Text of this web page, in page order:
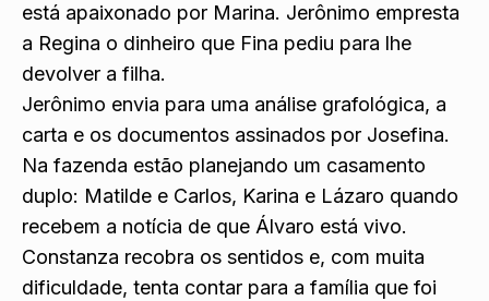
está apaixonado por Marina. Jerônimo empresta
a Regina o dinheiro que Fina pediu para lhe
devolver a filha.
Jerônimo envia para uma análise grafológica, a
carta e os documentos assinados por Josefina.
Na fazenda estão planejando um casamento
duplo: Matilde e Carlos, Karina e Lázaro quando
recebem a notícia de que Álvaro está vivo.
Constanza recobra os sentidos e, com muita
dificuldade, tenta contar para a família que foi